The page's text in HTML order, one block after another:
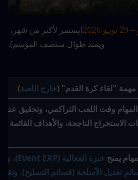
ويمتد طوال منتصف الموسم).
"لقاء كرة القدم" (خارج اللعبة)
يمنح